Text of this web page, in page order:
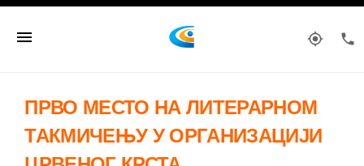
menu my_location phone
ПРВО МЕСТО НА ЛИТЕРАРНОМ
ТАКМИЧЕЊУ У ОРГАНИЗАЦИЈИ